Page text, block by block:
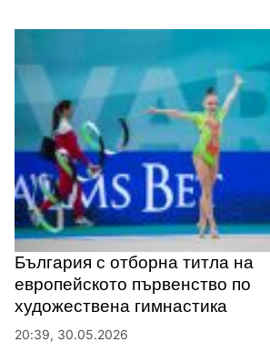
България с отборна титла на
европейското първенство по
художествена гимнастика
20:39, 30.05.2026